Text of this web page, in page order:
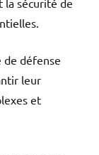
la sécurité de
de défense
leur
et